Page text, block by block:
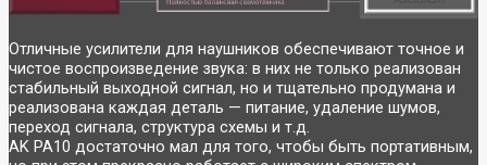
Отличные усилители для наушников обеспечивают точное и
чистое воспроизведение звука: в них не только реализован
стабильный выходной сигнал, но и тщательно продумана и
реализована каждая деталь — питание, удаление шумов,
переход сигнала, структура схемы и т.д.
AK PA10 достаточно мал для того, чтобы быть портативным,